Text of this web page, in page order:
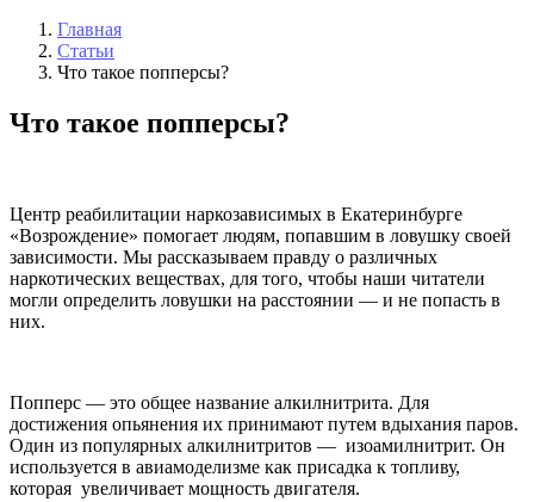
Главная
Статьи
Что такое попперсы?
Что такое попперсы?
Центр реабилитации наркозависимых в Екатеринбурге
«Возрождение» помогает людям, попавшим в ловушку своей
зависимости. Мы рассказываем правду о различных
наркотических веществах, для того, чтобы наши читатели
могли определить ловушки на расстоянии — и не попасть в
них.
Попперс — это общее название алкилнитрита. Для
достижения опьянения их принимают путем вдыхания паров.
Один из популярных алкилнитритов — изоамилнитрит. Он
используется в авиамоделизме как присадка к топливу,
которая увеличивает мощность двигателя.